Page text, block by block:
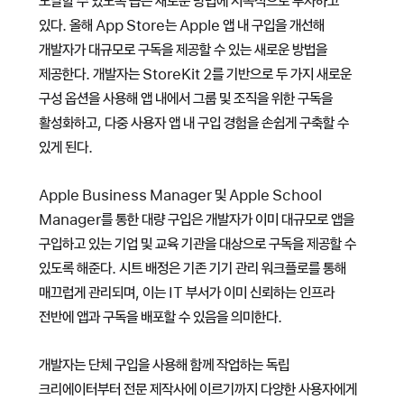
있다. 올해 App Store는 Apple 앱 내 구입을 개선해
개발자가 대규모로 구독을 제공할 수 있는 새로운 방법을
제공한다. 개발자는 StoreKit 2를 기반으로 두 가지 새로운
구성 옵션을 사용해 앱 내에서 그룹 및 조직을 위한 구독을
활성화하고, 다중 사용자 앱 내 구입 경험을 손쉽게 구축할 수
있게 된다.
Apple Business Manager 및 Apple School
Manager를 통한 대량 구입은 개발자가 이미 대규모로 앱을
구입하고 있는 기업 및 교육 기관을 대상으로 구독을 제공할 수
있도록 해준다. 시트 배정은 기존 기기 관리 워크플로를 통해
매끄럽게 관리되며, 이는 IT 부서가 이미 신뢰하는 인프라
전반에 앱과 구독을 배포할 수 있음을 의미한다.
개발자는 단체 구입을 사용해 함께 작업하는 독립
크리에이터부터 전문 제작사에 이르기까지 다양한 사용자에게